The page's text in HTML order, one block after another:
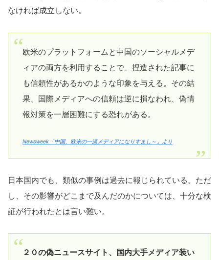
なければ成立しない。
欧米のプラットフォームと中国のソーシャルメデ
ィアの両方を利用することで、捏造された記事に
も信頼性があるかのような印象を与える。その結
果、国際メディアへの信頼は逆に損なわれ、偽情
報対策を一層困難にする恐れがある。
Newsweek「中国、欧米の一流メディアになりすまし～」より
日本国内でも、類似の事例は過去に報じられている。ただ
し、その影響がどこまで及んだのかについては、十分な検
証が行われたとは言い難い。
２０の偽ニュースサイト、国内大手メディア装い